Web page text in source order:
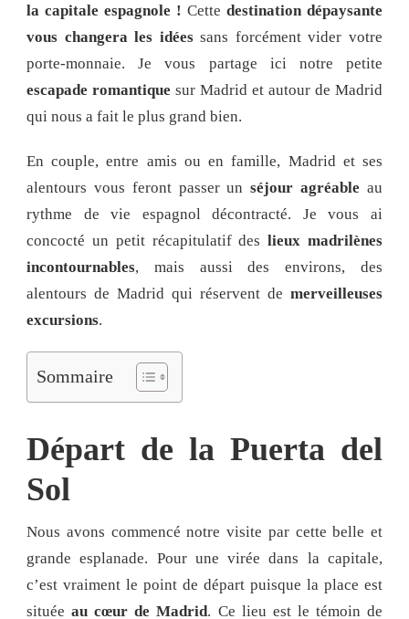
la capitale espagnole ! Cette destination dépaysante
vous changera les idéessans forcément vider votre
porte-monnaie. Je vous partage ici notre petite
escapade romantique sur Madrid et autour de Madrid
qui nous a fait le plus grand bien.
En couple, entre amis ou en famille, Madrid et ses
alentours vous feront passer unséjour agréable au
rythme de vie espagnol décontracté. Je vous ai
concocté un petit récapitulatif deslieux madrilènes
incontournables, mais aussi des environs, des
alentours de Madrid qui réservent de merveilleuses
excursions.
Sommaire
Départ de la Puerta del
Sol
Nous avons commencé notre visite par cette belle et
grande esplanade. Pour une virée dans la capitale,
c’est vraiment le point de départ puisque la place est
situéeau cœur de Madrid. Ce lieu est le témoin de